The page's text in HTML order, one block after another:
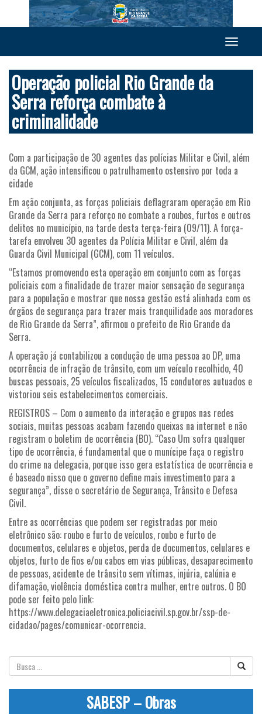
Toggle
navigation
Operação policial Rio Grande da
Serra reforça combate à
criminalidade
Com a participação de 30 agentes das polícias Militar e Civil, além
da GCM, ação intensificou o patrulhamento ostensivo por toda a
cidade
Em ação conjunta, as forças policiais deflagraram operação em Rio
Grande da Serra para reforço no combate a roubos, furtos e outros
delitos no município, na tarde desta terça-feira (09/11). A força-
tarefa envolveu 30 agentes da Polícia Militar e Civil, além da
Guarda Civil Municipal (GCM), com 11 veículos.
“Estamos promovendo esta operação em conjunto com as forças
policiais com a finalidade de trazer maior sensação de segurança
para a população e mostrar que nossa gestão está alinhada com os
órgãos de segurança para trazer mais tranquilidade aos moradores
de Rio Grande da Serra”, afirmou o prefeito de Rio Grande da
Serra.
A operação já contabilizou a condução de uma pessoa ao DP, uma
ocorrência de infração de trânsito, com um veículo recolhido, 40
buscas pessoais, 25 veículos fiscalizados, 15 condutores autuados e
vistoriou seis estabelecimentos comerciais.
REGISTROS – Com o aumento da interação e grupos nas redes
sociais, muitas pessoas acabam fazendo queixas na internet e não
registram o boletim de ocorrência (BO). “Caso Um sofra qualquer
tipo de ocorrência, é fundamental que o munícipe faça o registro
do crime na delegacia, porque isso gera estatística de ocorrência e
é baseado nisso que o governo define mais investimento para a
segurança”, disse o secretário de Segurança, Trânsito e Defesa
Civil.
Entre as ocorrências que podem ser registradas por meio
eletrônico são: roubo e furto de veículos, roubo e furto de
documentos, celulares e objetos, perda de documentos, celulares e
objetos, furto de fios e/ou cabos em vias públicas, desaparecimento
de pessoas, acidente de trânsito sem vítimas, injúria, calúnia e
difamação, violência doméstica contra mulher, entre outros. O BO
pode ser feito pelo link:
https://www.delegaciaeletronica.policiacivil.sp.gov.br/ssp-de-
cidadao/pages/comunicar-ocorrencia.
SABESP – Obras